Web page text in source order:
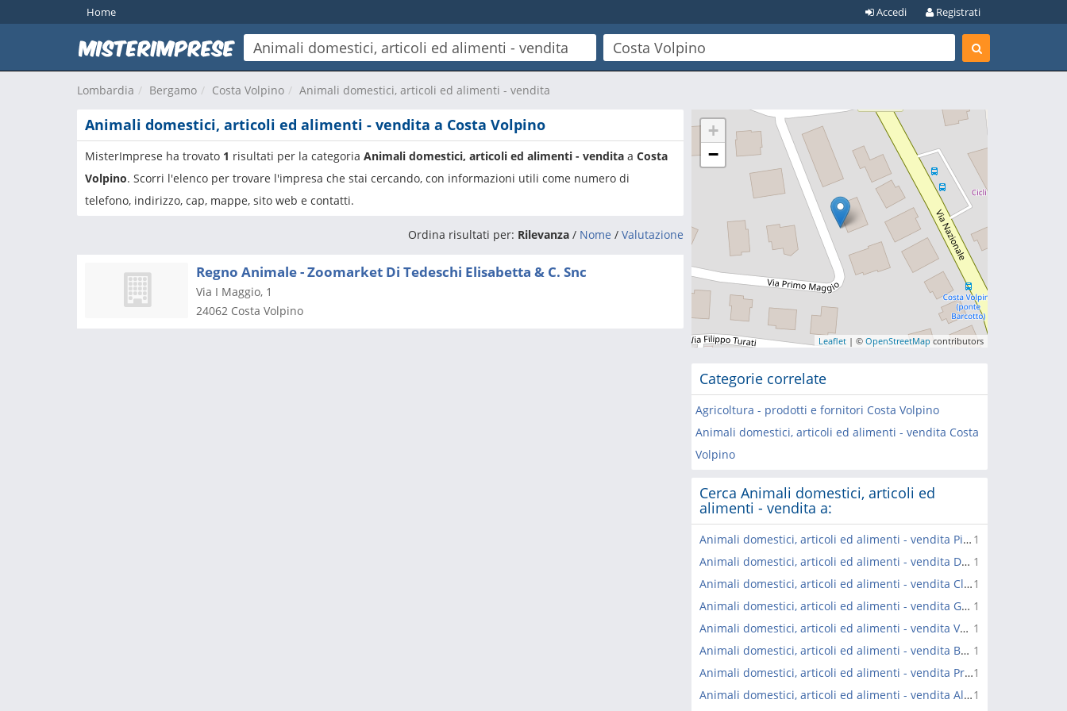
Home Registrati
Accedi
Lombardia Bergamo Costa Volpino Animali domestici, articoli ed alimenti - vendita
Animali domestici, articoli ed alimenti - vendita a Costa Volpino
MisterImprese ha trovato 1 risultati per la categoria Animali domestici, articoli ed alimenti - vendita a Costa
Volpino. Scorri l'elenco per trovare l'impresa che stai cercando, con informazioni utili come numero di
telefono, indirizzo, cap, mappe, sito web e contatti.
Ordina risultati per: Rilevanza / Nome / Valutazione
Regno Animale - Zoomarket Di Tedeschi Elisabetta & C. Snc
Via I Maggio, 1
24062 Costa Volpino
+
−
Leaflet | ©OpenStreetMap contributors
Categorie correlate
Agricoltura - prodotti e fornitori Costa Volpino
Animali domestici, articoli ed alimenti - vendita Costa
Volpino
Cerca Animali domestici, articoli ed
alimenti - vendita a:
1
Animali domestici, articoli ed alimenti - vendita Pisogne
1
Animali domestici, articoli ed alimenti - vendita Darfo Boario Terme
1
Animali domestici, articoli ed alimenti - vendita Clusone
1
Animali domestici, articoli ed alimenti - vendita Gardone Val Trompia
1
Animali domestici, articoli ed alimenti - vendita Vertova
1
Animali domestici, articoli ed alimenti - vendita Breno
1
Animali domestici, articoli ed alimenti - vendita Provaglio d'Iseo
1
Animali domestici, articoli ed alimenti - vendita Albino